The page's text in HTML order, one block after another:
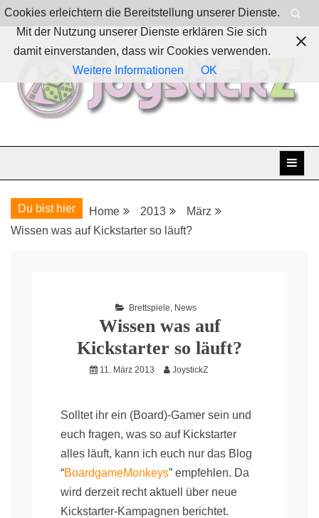
Skip
to
content
JoystickZ
Du bist hier Home 2013
März
Wissen was auf Kickstarter so läuft?
Brettspiele, News
Wissen was auf
Kickstarter so läuft?
11. März 2013 JoystickZ
Solltet ihr ein (Board)-Gamer sein und
euch fragen, was so auf Kickstarter
alles läuft, kann ich euch nur das Blog
“BoardgameMonkeys” empfehlen. Da
wird derzeit recht aktuell über neue
Kickstarter-Kampagnen berichtet.
Cookies erleichtern die Bereitstellung unserer Dienste.
Mit der Nutzung unserer Dienste erklären Sie sich
damit einverstanden, dass wir Cookies verwenden.
Weitere Informationen
OK